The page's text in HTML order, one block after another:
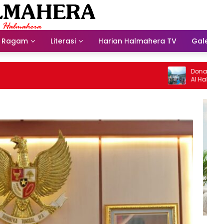
Ragam Literasi Harian Halmahera TV
Donasi
Al Habib